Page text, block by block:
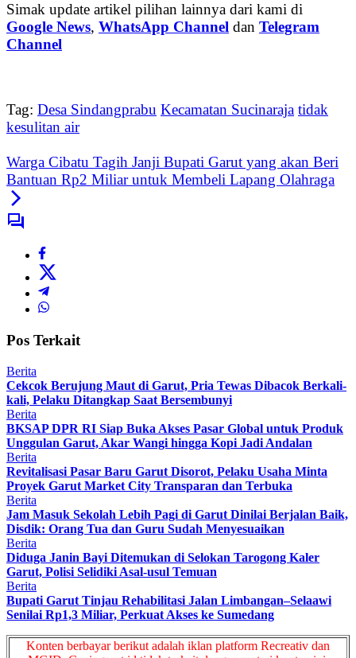
Simak update artikel pilihan lainnya dari kami di
Google News, WhatsApp Channel dan Telegram
Channel
Tag: Desa Sindangprabu Kecamatan Sucinaraja tidak
kesulitan air
Warga Cibatu Tagih Janji Bupati Garut yang akan Beri
Bantuan Rp2 Miliar untuk Membeli Lapang Olahraga
Pos Terkait
Berita
Cekcok Berujung Maut di Garut, Pria Tewas Dibacok Berkali-
kali, Pelaku Ditangkap Saat Bersembunyi
Berita
BKSAP DPR RI Siap Buka Akses Pasar Global untuk Produk
Unggulan Garut, Akar Wangi hingga Kopi Jadi Andalan
Berita
Revitalisasi Pasar Baru Garut Disorot, Pelaku Usaha Minta
Proyek Garut Market City Transparan dan Terbuka
Berita
Jam Masuk Sekolah Lebih Pagi di Garut Dinilai Berjalan Baik,
Disdik: Orang Tua dan Guru Sudah Menyesuaikan
Berita
Diduga Janin Bayi Ditemukan di Selokan Tarogong Kaler
Garut, Polisi Selidiki Asal-usul Temuan
Berita
Bupati Garut Tinjau Rehabilitasi Jalan Limbangan–Selaawi
Senilai Rp1,3 Miliar, Perkuat Akses ke Sumedang
Konten berbayar berikut adalah iklan platform Recreativ dan